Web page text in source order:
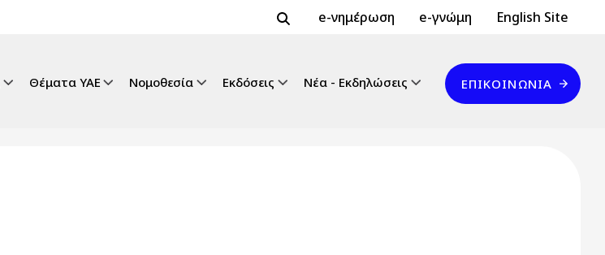
Header Top 2
e-νημέρωση e-γνώμη Header Top
English Site
Θέματα ΥΑΕ Νομοθεσία Εκδόσεις Νέα - Εκδηλώσεις
Επικοινωνία
ΕΠΙΚΟΙΝΩΝΊΑ